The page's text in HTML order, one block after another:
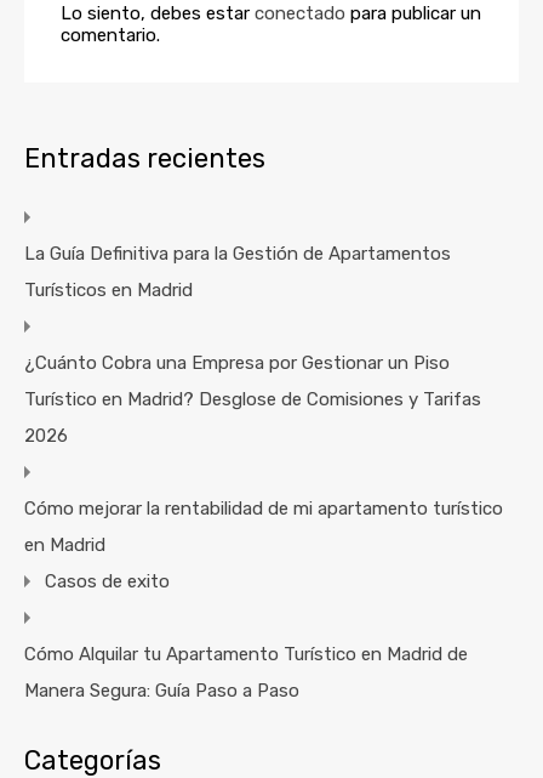
Lo siento, debes estar conectado para publicar un
comentario.
Entradas recientes
La Guía Definitiva para la Gestión de Apartamentos
Turísticos en Madrid
¿Cuánto Cobra una Empresa por Gestionar un Piso
Turístico en Madrid? Desglose de Comisiones y Tarifas
2026
Cómo mejorar la rentabilidad de mi apartamento turístico
en Madrid
Casos de exito
Cómo Alquilar tu Apartamento Turístico en Madrid de
Manera Segura: Guía Paso a Paso
Categorías